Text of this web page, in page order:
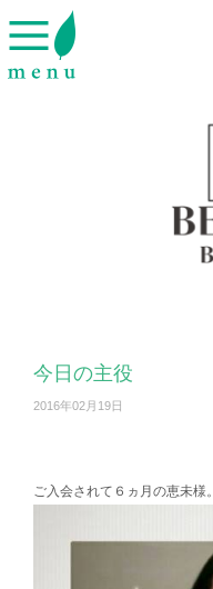
今日の主役
2016年02月19日
ご入会されて６ヵ月の恵未様。